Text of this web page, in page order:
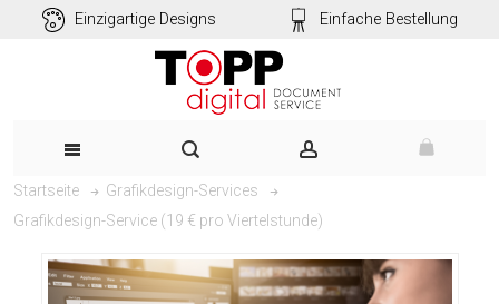
Einzigartige Designs Einfache Bestellung
Startseite
Grafikdesign-Services
Grafikdesign-Service (19 € pro Viertelstunde)